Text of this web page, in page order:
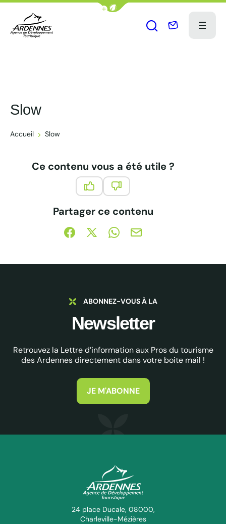
Afficher la barre de navigation du
Ouvrir le
Nous Menu
Slow
Accueil Slow
Ce contenu vous a été utile ?
Partager ce contenu
Partager sur Facebook (nouvelle fenêtre)
Partager sur X / Twitter (nouvelle
Partager sur WhatsApp
Partager par mail
ABONNEZ-VOUS À LA
Newsletter
Retrouvez la Lettre d’information aux Pros du tourisme
des Ardennes directement dans votre boite mail !
JE M'ABONNE
ADT des Ardennes Pro
24 place Ducale, 08000,
Charleville-Mézières